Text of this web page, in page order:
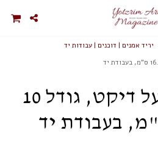
יריד אמנים | דוכנים | עבודות יד
שלט לדלת על דיקט, גודל 10